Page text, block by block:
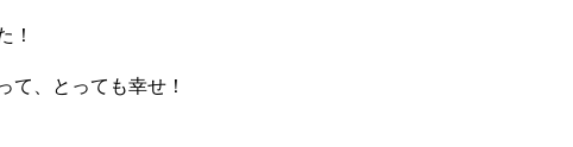
！
て、とっても幸せ！